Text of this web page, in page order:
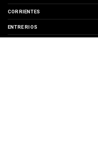
CORRIENTES
ENTRE RIOS